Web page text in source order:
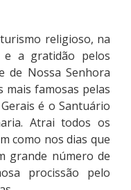
religioso, na
e a gratidão pelos
de Nossa Senhora
mais famosas pelas
é o Santuário
Atrai todos os
como nos dias que
grande número de
procissão pelo